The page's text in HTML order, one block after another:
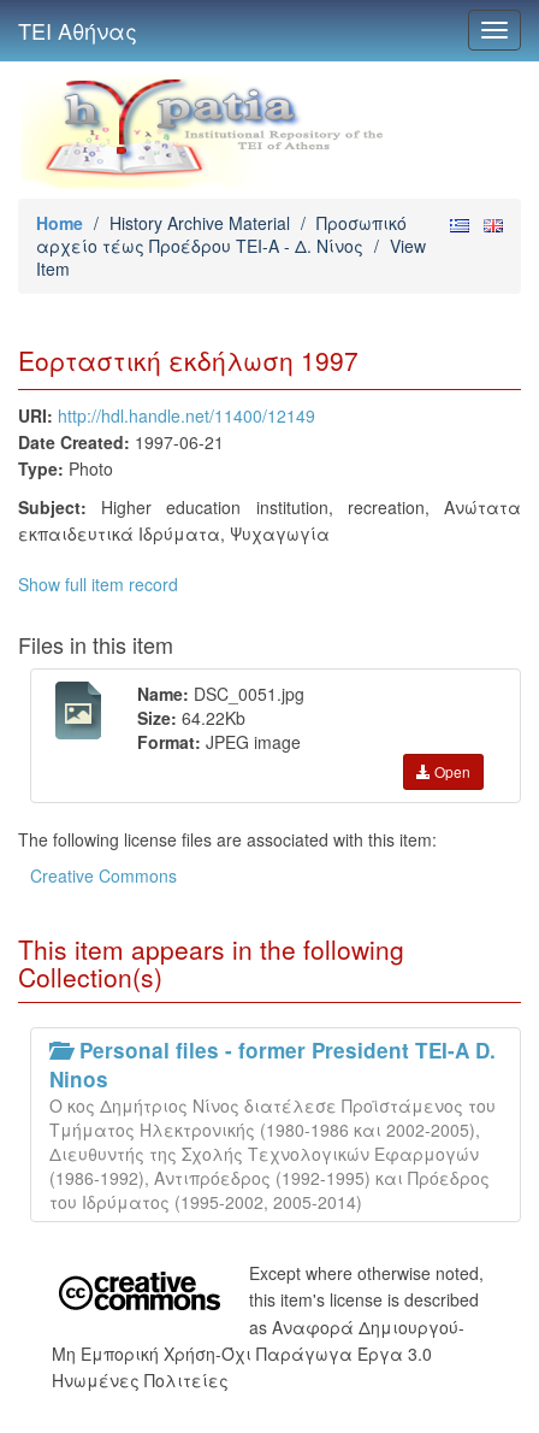
ΤΕΙ Αθήνας
Home / History Archive Material / Προσωπικό
αρχείο τέως Προέδρου ΤΕΙ-Α - Δ. Νίνος / View
Item
Εορταστική εκδήλωση 1997
URI: http://hdl.handle.net/11400/12149
Date Created: 1997-06-21
Type: Photo
Subject:
Higher education institution, recreation,Ανώτατα
εκπαιδευτικά Ιδρύματα, Ψυχαγωγία
Show full item record
Files in this item
Name: DSC_0051.jpg
Size: 64.22Kb
Format: JPEG image
Open
The following license files are associated with this item:
Creative Commons
This item appears in the following
Collection(s)
Personal files - former President TEI-A D.
Ninos
Ο κος Δημήτριος Νίνος διατέλεσε Προϊστάμενος του
Τμήματος Ηλεκτρονικής (1980-1986 και 2002-2005),
Διευθυντής της Σχολής Τεχνολογικών Εφαρμογών
(1986-1992), Αντιπρόεδρος (1992-1995) και Πρόεδρος
του Ιδρύματος (1995-2002, 2005-2014)
Except where otherwise noted,
this item's license is described
as Αναφορά Δημιουργού-
Μη Εμπορική Χρήση-Όχι Παράγωγα Έργα 3.0
Ηνωμένες Πολιτείες